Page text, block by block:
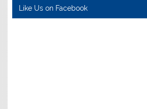
Like Us on Facebook